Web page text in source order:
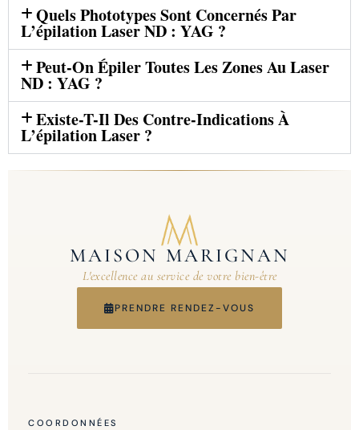
Quels Phototypes Sont Concernés Par
L’épilation Laser ND : YAG ?
Peut-On Épiler Toutes Les Zones Au Laser
ND : YAG ?
Existe-T-Il Des Contre-Indications À
L’épilation Laser ?
MAISON MARIGNAN
L'excellence au service de votre bien-être
PRENDRE RENDEZ-VOUS
COORDONNÉES